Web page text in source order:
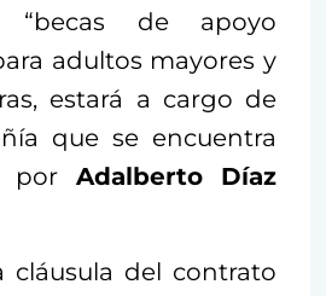
“becas de apoyo
adultos mayores y
estará a cargo de
que se encuentra
por Adalberto Díaz
cláusula del contrato